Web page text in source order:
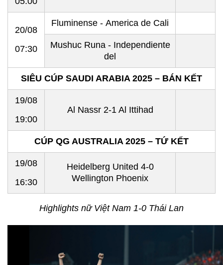
20/08
07:30
Fluminense - America de Cali
Mushuc Runa - Independiente
del
SIÊU CÚP SAUDI ARABIA 2025 – BÁN KẾT
19/08
19:00
Al Nassr 2-1 Al Ittihad
CÚP QG AUSTRALIA 2025 – TỨ KẾT
19/08
16:30
Heidelberg United 4-0
Wellington Phoenix
Highlights nữ Việt Nam 1-0 Thái Lan